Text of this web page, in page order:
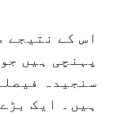
اس کے نتیجے
پہنچی ہیں
سنجیدہ
ہیں۔ ایک